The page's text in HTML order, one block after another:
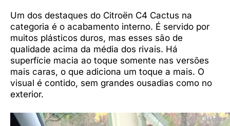
Um dos destaques do Citroën C4 Cactus na
categoria é o acabamento interno. É servido por
muitos plásticos duros, mas esses são de
qualidade acima da média dos rivais. Há
superfície macia ao toque somente nas versões
mais caras, o que adiciona um toque a mais. O
visual é contido, sem grandes ousadias como no
exterior.